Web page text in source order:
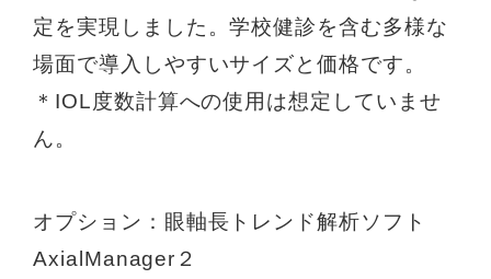
定を実現しました。学校健診を含む多様な
場面で導入しやすいサイズと価格です。
＊IOL度数計算への使用は想定していませ
ん。
オプション：眼軸長トレンド解析ソフト
AxialManager２